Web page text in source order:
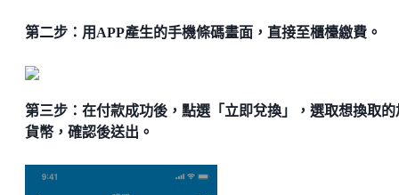
第二步：用APP產生的手機條碼畫面，直接至櫃檯繳費。
第三步：在付款成功後，點選「立即兌換」，選取想換取的
貨幣，確認後送出。